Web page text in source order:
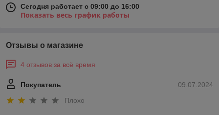
Сегодня работает с 09:00 до 16:00
Показать весь график работы
Отзывы о магазине
4 отзывов за всё время
09.07.2024
Покупатель
Плохо